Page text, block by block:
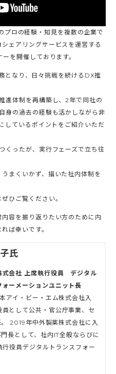
ロの経験・知見を複数の企業で
ェアリングサービスを運営する
を開催しております。
なり、日々挑戦を続けるDX推
進体制を再構築し、2年で同社の
身の過去の経験も活かしながら非
しているポイントをご紹介いただ
くったが、実行フェーズで立ち往
まくいかず、描いた社内体制を
ひご覧ください。
容を振り返りたい方のために内
ば幸いです。
氏
式会社 上席執行役員 デジタル
ォーメーションユニット長
アイ・ビー・エム株式会社入
員として公共・官公庁事業、セ
2019年中外製薬株式会社に入
長として、社内IT全般ならびに
役員デジタルトランスフォー